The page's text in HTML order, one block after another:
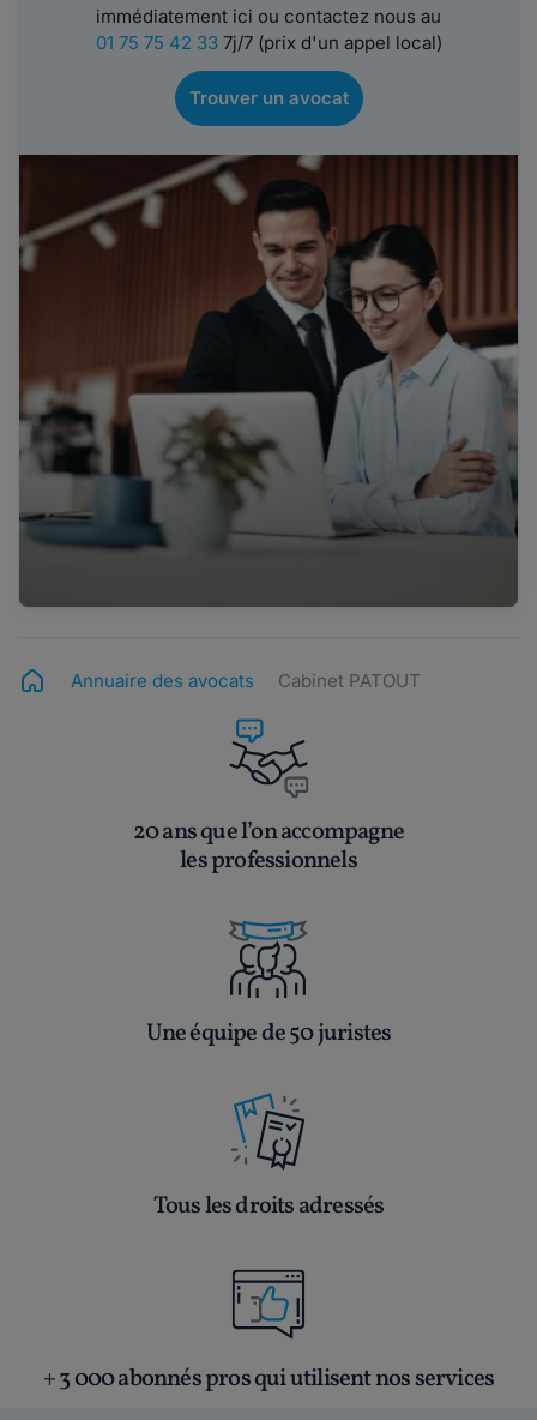
immédiatement ici ou contactez nous au
01 75 75 42 337j/7 (prix d'un appel local)
Trouver un avocat
Annuaire des avocats Cabinet PATOUT
20 ans que l’on accompagne
les professionnels
Une équipe de 50 juristes
Tous les droits adressés
+ 3 000 abonnés pros qui utilisent nos services